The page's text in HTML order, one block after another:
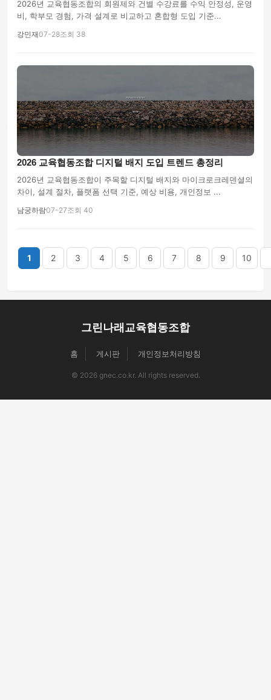
2026년 교육협동조합의 회원제와 건별 수강료를 수익 안정성, 운영
비, 학부모 경험, 가격 설계로 비교하고 혼합형 도입 기준...
강민재07-28조회 38
2026 교육협동조합 디지털 배지 도입 트렌드 총정리
2026년 교육협동조합이 주목할 디지털 배지와 마이크로크레덴셜의
차이, 설계 절차, 플랫폼 선택 기준, 예상 비용, 개인정보 ...
남궁하람07-27조회 40
1 2 3 4 5 6 7 8 9 10
그린나래교육협동조합
홈 게시판 개인정보처리방침
© 2026 gnec.co.kr. All rights reserved.